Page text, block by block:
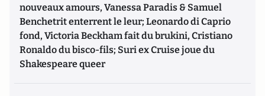
nouveaux amours, Vanessa Paradis & Samuel
Benchetrit enterrent le leur; Leonardo di Caprio
fond, Victoria Beckham fait du brukini, Cristiano
Ronaldo du bisco-fils; Suri ex Cruise joue du
Shakespeare queer